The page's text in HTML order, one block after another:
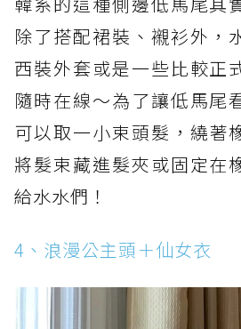
除了搭配裙裝、襯衫外，
西裝外套或是一些比較正
隨時在線～為了讓低馬尾
可以取一小束頭髮，繞著
將髮束藏進髮夾或固定在
給水水們！
4、浪漫公主頭＋仙女衣